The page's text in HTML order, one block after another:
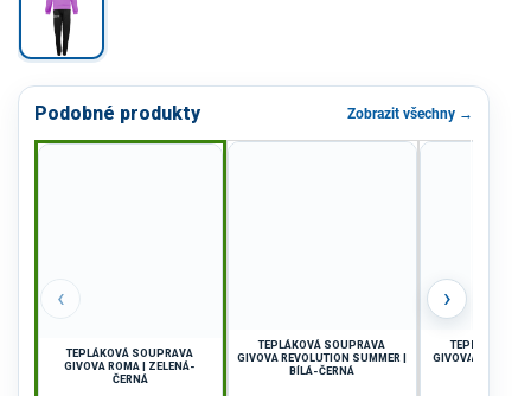
Podobné produkty Zobrazit všechny →
‹
TEPLÁKOVÁ SOUPRAVA
GIVOVA ROMA | ZELENÁ-
ČERNÁ
TEPLÁKOVÁ SOUPRAVA
GIVOVA REVOLUTION SUMMER |
BÍLÁ-ČERNÁ
TEPLÁKOVÁ
GIVOVA VISA |
›